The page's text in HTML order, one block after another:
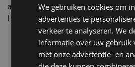
acid 65%, A - Methanol, K - Sodium
Hydrogene peroxid 30%
We gebruiken cookies om
advertenties te
verkeer te analyseren. We
informatie over uw gebruik
met onze advertentie- en